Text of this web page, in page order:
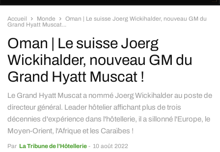
Accueil Monde
Oman | Le suisse Joerg Wickihalder, nouveau GM du
Grand Hyatt Muscat...
Oman | Le suisse Joerg
Wickihalder, nouveau GM du
Grand Hyatt Muscat !
Le Grand Hyatt Muscat a nommé Joerg Wickihalder au poste de
directeur général. Leader hôtelier affichant plus de trois
décennies d'expérience dans l'hôtellerie, il a sillonné l'Europe, le
Moyen-Orient, l'Afrique et les Caraïbes !
Par La Tribune de l’Hôtellerie - 10 août 2022